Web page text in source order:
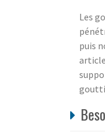
Les
puis